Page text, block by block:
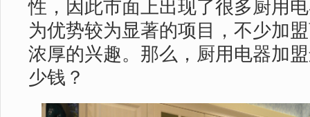
性，因此市面上出现了很多厨用
为优势较为显著的项目，不少加
浓厚的兴趣。那么，厨用电器加
少钱？